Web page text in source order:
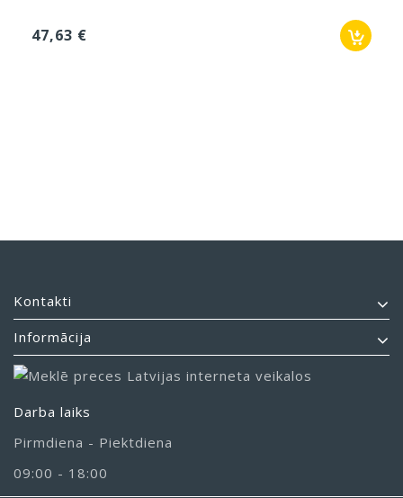
47,63 €
Kontakti
Informācija
Darba laiks
Pirmdiena - Piektdiena
09:00 - 18:00